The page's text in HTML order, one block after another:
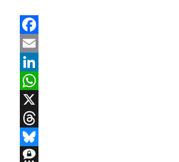
Facebook
Email
LinkedIn
WhatsApp
X
Threads
Bluesky